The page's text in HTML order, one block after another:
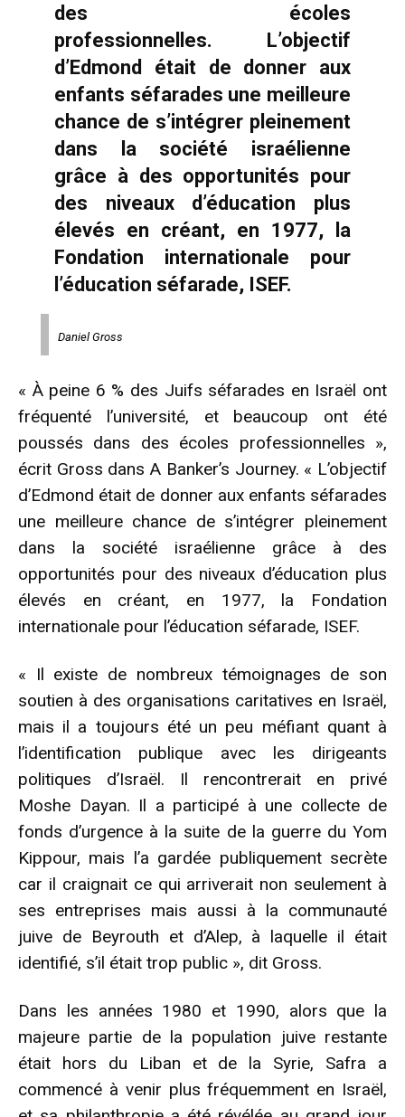
des écoles
professionnelles. L’objectif
d’Edmond était de donner aux
enfants séfarades une meilleure
chance de s’intégrer pleinement
dans la société israélienne
grâce à des opportunités pour
des niveaux d’éducation plus
élevés en créant, en 1977, la
Fondation internationale pour
l’éducation séfarade, ISEF.
Daniel Gross
« À peine 6 % des Juifs séfarades en Israël ont
fréquenté l’université, et beaucoup ont été
poussés dans des écoles professionnelles »,
écrit Gross dans A Banker’s Journey. « L’objectif
d’Edmond était de donner aux enfants séfarades
une meilleure chance de s’intégrer pleinement
dans la société israélienne grâce à des
opportunités pour des niveaux d’éducation plus
élevés en créant, en 1977, la Fondation
internationale pour l’éducation séfarade, ISEF.
« Il existe de nombreux témoignages de son
soutien à des organisations caritatives en Israël,
mais il a toujours été un peu méfiant quant à
l’identification publique avec les dirigeants
politiques d’Israël. Il rencontrerait en privé
Moshe Dayan. Il a participé à une collecte de
fonds d’urgence à la suite de la guerre du Yom
Kippour, mais l’a gardée publiquement secrète
car il craignait ce qui arriverait non seulement à
ses entreprises mais aussi à la communauté
juive de Beyrouth et d’Alep, à laquelle il était
identifié, s’il était trop public », dit Gross.
Dans les années 1980 et 1990, alors que la
majeure partie de la population juive restante
était hors du Liban et de la Syrie, Safra a
commencé à venir plus fréquemment en Israël,